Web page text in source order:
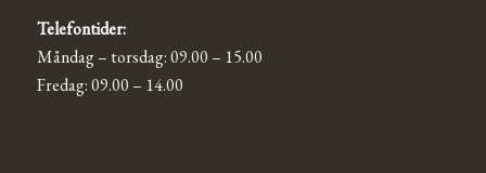
Telefontider:
Måndag – torsdag: 09.00 – 15.00
Fredag: 09.00 – 14.00